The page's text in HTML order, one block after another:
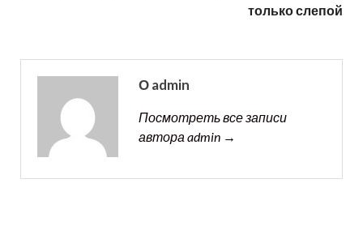
только слепой
О admin
Посмотреть все записи
автора admin →